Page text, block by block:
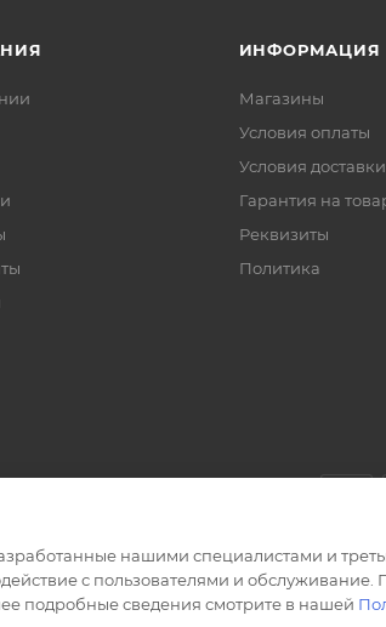
ИНФОРМАЦИЯ
Магазины
Условия оплаты
Условия доставки
Гарантия на
Реквизиты
Политика
нашими специалистами и
с пользователями и
подробные сведения смотрите в нашей